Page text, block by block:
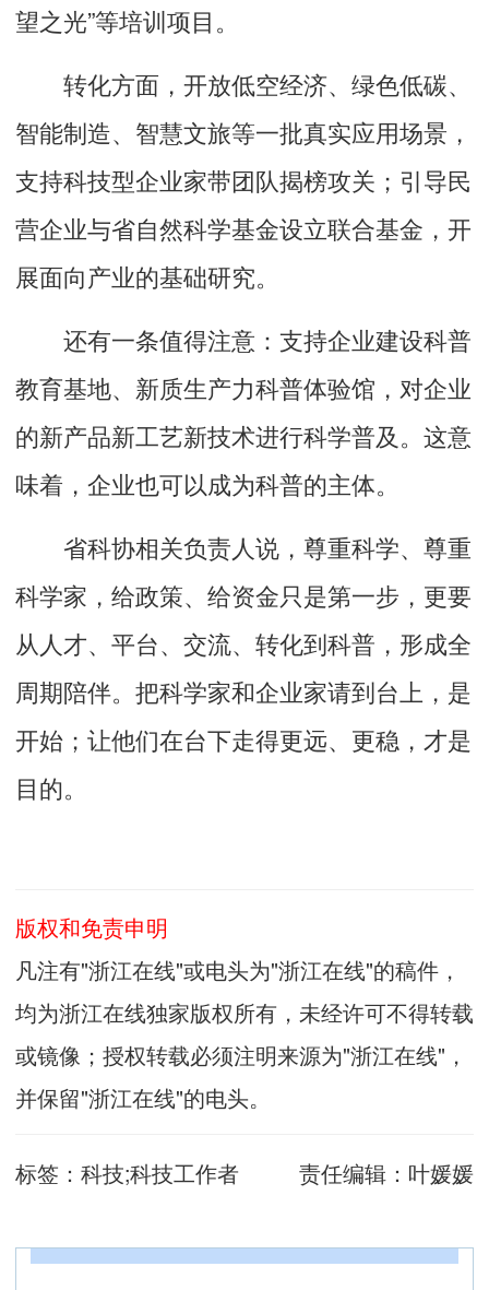
望之光”等培训项目。
转化方面，开放低空经济、绿色低碳、
智能制造、智慧文旅等一批真实应用场景，
支持科技型企业家带团队揭榜攻关；引导民
营企业与省自然科学基金设立联合基金，开
展面向产业的基础研究。
还有一条值得注意：支持企业建设科普
教育基地、新质生产力科普体验馆，对企业
的新产品新工艺新技术进行科学普及。这意
味着，企业也可以成为科普的主体。
省科协相关负责人说，尊重科学、尊重
科学家，给政策、给资金只是第一步，更要
从人才、平台、交流、转化到科普，形成全
周期陪伴。把科学家和企业家请到台上，是
开始；让他们在台下走得更远、更稳，才是
目的。
版权和免责申明
凡注有"浙江在线"或电头为"浙江在线"的稿件，
均为浙江在线独家版权所有，未经许可不得转载
或镜像；授权转载必须注明来源为"浙江在线"，
并保留"浙江在线"的电头。
标签： 科技;科技工作者 责任编辑： 叶媛媛